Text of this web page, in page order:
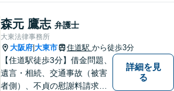
迅速かつ丁寧な対応を心が
け、満足度の高い解決を目指
します【放出駅1分】
森元 鷹志 弁護士
大東法律事務所
大阪府 大東市 住道駅 から徒歩3分
【住道駅徒歩3分】借金問題、
遺言・相続、交通事故（被害
者側）、不貞の慰謝料請求は
詳細を見
る